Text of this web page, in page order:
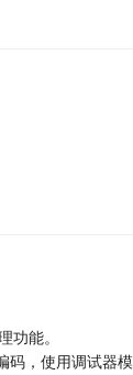
功能。
码，使用调试器